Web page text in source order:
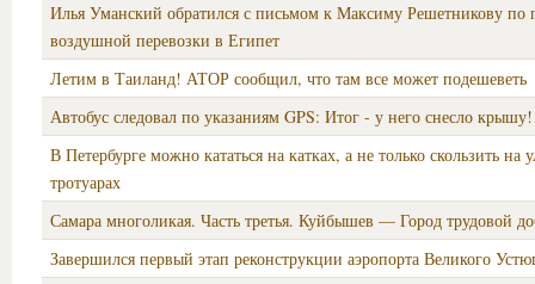
Илья Уманский обратился с письмом к Максиму Решетникову по
воздушной перевозки в Египет
Летим в Таиланд! АТОР сообщил, что там все может подешеветь
Автобус следовал по указаниям GPS: Итог - у него снесло крышу!
В Петербурге можно кататься на катках, а не только скользить на
тротуарах
Самара многоликая. Часть третья. Куйбышев — Город трудовой
Завершился первый этап реконструкции аэропорта Великого